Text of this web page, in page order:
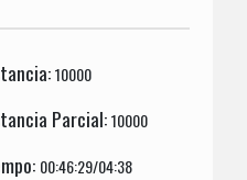
10000
Parcial:10000
00:46:29/04:38